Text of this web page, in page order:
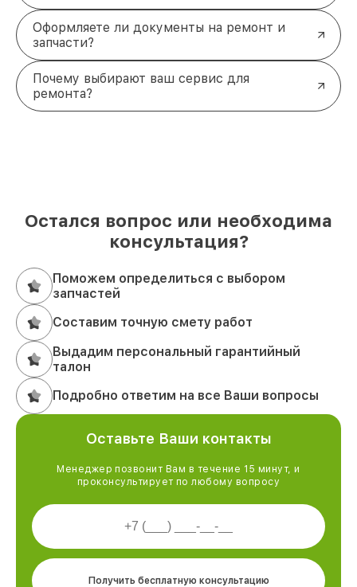
Оформляете ли документы на ремонт и
запчасти?
Почему выбирают ваш сервис для
ремонта?
Остался вопрос или необходима
консультация?
Поможем определиться с выбором
запчастей
Составим точную смету работ
Выдадим персональный гарантийный
талон
Подробно ответим на все Ваши вопросы
Оставьте Ваши контакты
Менеджер позвонит Вам в течение 15 минут, и
проконсультирует по любому вопросу
Получить бесплатную консультацию